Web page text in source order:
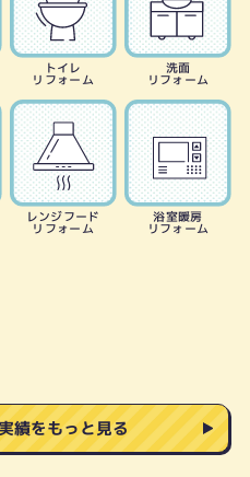
トイレ
リフォーム
洗面
リフォーム
レンジフード
リフォーム
浴室暖房
リフォーム
績をもっと見る